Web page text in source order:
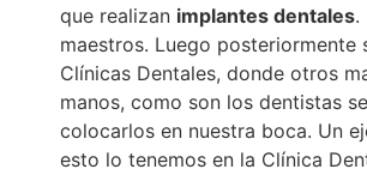
que realizan implantes dentales.
maestros. Luego posteriormente
Clínicas Dentales, donde otros
manos, como son los dentistas
colocarlos en nuestra boca. Un
esto lo tenemos en la Clínica